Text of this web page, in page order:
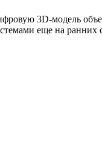
3D-модель
еще на ранних